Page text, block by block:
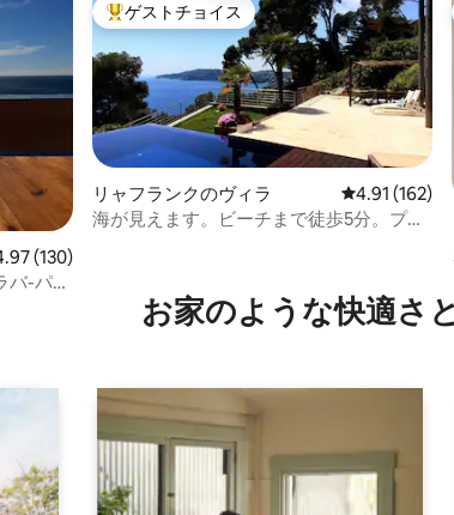
ュー130件、5つ星中4.97つ星の平均評価
(130)
バ-パラ
大好評のゲストチョイスです。
ゲストチョイス
リャフランクのヴィラ レビュー162
4.91 (162)
海が見えます。ビーチまで徒歩5分。プー
お家のような快⁠適⁠さ⁠